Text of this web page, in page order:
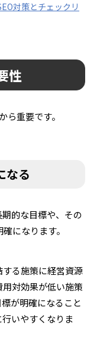
対策とチェックリ
性
ら重要です。
なる
的な目標や、その
になります。
る施策に経営資源
対効果が低い施策
が明確になること
いやすくなりま